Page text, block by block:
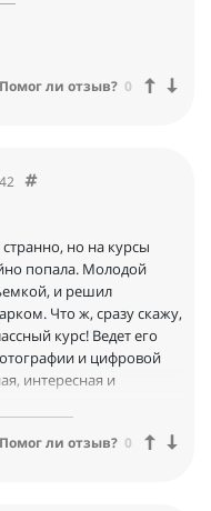
Помог ли отзыв? 0
но на курсы
попала. Молодой
и решил
Что ж, сразу скажу,
курс! Ведет его
и цифровой
интересная и
задания время
знание всех
Помог ли отзыв? 0